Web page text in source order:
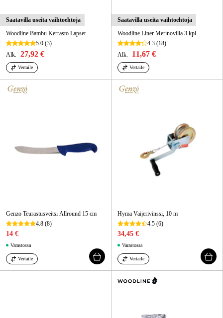
Saatavilla useita vaihtoehtoja
Woodline Bambu Kerrasto Lapset
5.0 (3)
Alk.
27,92 €
Vertaile
Saatavilla useita vaihtoehtoja
Woodline Liner Merinovilla 3 kpl
4.3 (18)
Alk.
11,67 €
Vertaile
Genzo Teurastusveitsi Allround 15 cm
4.8 (8)
14 €
Varastossa
Vertaile
Hyma Vaijerivinssi, 10 m
4.5 (6)
34,45 €
Varastossa
Vertaile